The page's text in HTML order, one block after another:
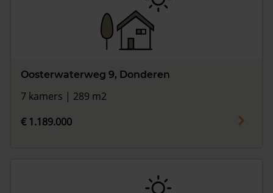
Oosterwaterweg 9, Donderen
7 kamers | 289 m2
€ 1.189.000